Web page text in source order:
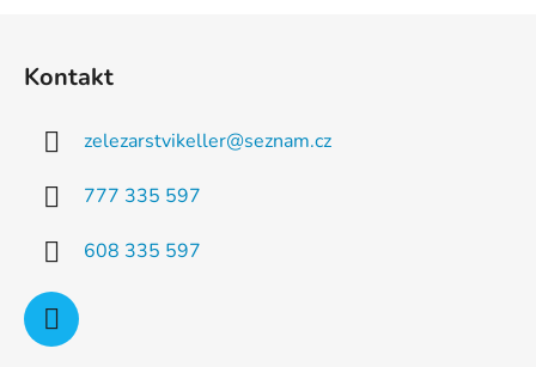
v
Kontakt
zelezarstvikeller@seznam.cz
777 335 597
608 335 597